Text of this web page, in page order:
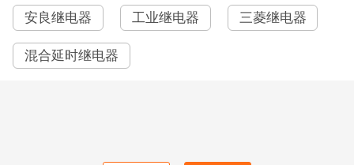
安良继电器 工业继电器 三菱继电器
混合延时继电器